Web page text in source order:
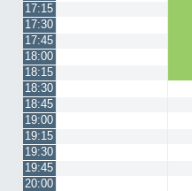
17:15
17:30
17:45
18:00
18:15
18:30
18:45
19:00
19:15
19:30
19:45
20:00